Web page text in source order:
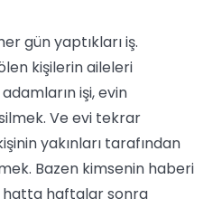
gün yaptıkları iş.
kişilerin aileleri
işi, evin
Ve evi tekrar
yakınları tarafından
Bazen kimsenin haberi
hatta haftalar sonra